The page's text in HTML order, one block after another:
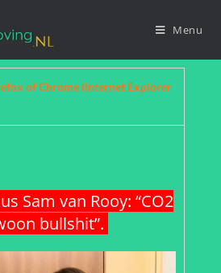
Menu
of Chrome (Internet Explorer
Sam van Rooy: “CO2
bullshit”.